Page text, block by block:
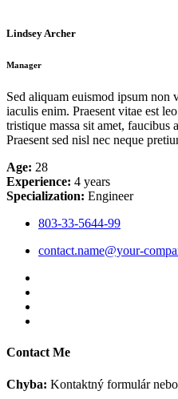
Lindsey Archer
Manager
Sed aliquam euismod ipsum non
iaculis enim. Praesent vitae est
tristique massa sit amet, faucibus
Praesent sed nisl nec neque
Age: 28
Experience: 4 years
Specialization: Engineer
803-33-5644-99
contact.name@your-
Contact Me
Chyba: Kontaktný formulár